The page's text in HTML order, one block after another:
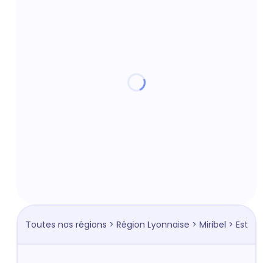
Toutes nos régions > Région Lyonnaise > Miribel > Est